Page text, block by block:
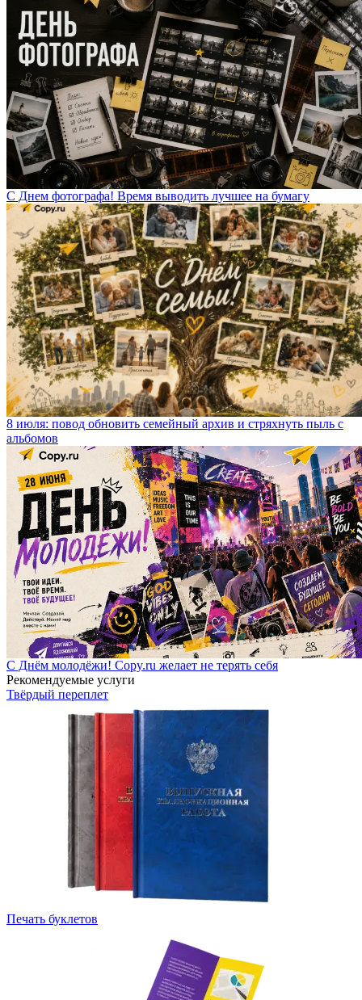
С Днем фотографа! Время выводить лучшее на бумагу
8 июля: повод обновить семейный архив и стряхнуть пыль с
альбомов
С Днём молодёжи! Copy.ru желает не терять себя
Рекомендуемые услуги
Твёрдый переплет
Печать буклетов